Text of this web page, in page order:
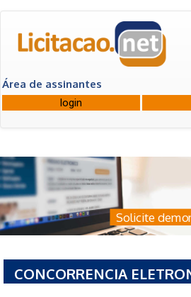
Área de assinantes
Solicite
CONCORRENCIA